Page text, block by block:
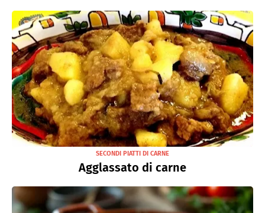
SECONDI PIATTI DI CARNE
Agglassato di carne